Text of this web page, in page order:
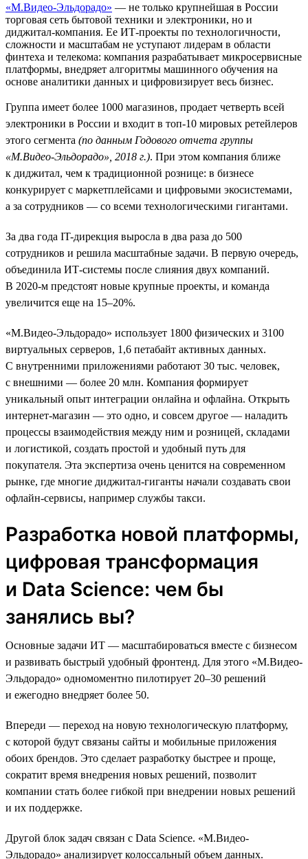
«М.Видео-Эльдорадо» — не только крупнейшая в России
торговая сеть бытовой техники и электроники, но и
диджитал-компания. Ее ИТ-проекты по технологичности,
сложности и масштабам не уступают лидерам в области
финтеха и телекома: компания разрабатывает микросервисные
платформы, внедряет алгоритмы машинного обучения на
основе аналитики данных и цифровизирует весь бизнес.
Группа имеет более 1000 магазинов, продает четверть всей
электроники в России и входит в топ-10 мировых ретейлеров
этого сегмента (по данным Годового отчета группы
«М.Видео-Эльдорадо», 2018 г.). При этом компания ближе
к диджитал, чем к традиционной рознице: в бизнесе
конкурирует с маркетплейсами и цифровыми экосистемами,
а за сотрудников — со всеми технологическими гигантами.
За два года IT-дирекция выросла в два раза до 500
сотрудников и решила масштабные задачи. В первую очередь,
объединила ИТ-системы после слияния двух компаний.
В 2020-м предстоят новые крупные проекты, и команда
увеличится еще на 15–20%.
«М.Видео-Эльдорадо» использует 1800 физических и 3100
виртуальных серверов, 1,6 петабайт активных данных.
С внутренними приложениями работают 30 тыс. человек,
с внешними — более 20 млн. Компания формирует
уникальный опыт интеграции онлайна и офлайна. Открыть
интернет-магазин — это одно, и совсем другое — наладить
процессы взаимодействия между ним и розницей, складами
и логистикой, создать простой и удобный путь для
покупателя. Эта экспертиза очень ценится на современном
рынке, где многие диджитал-гиганты начали создавать свои
офлайн-сервисы, например службы такси.
Разработка новой платформы,
цифровая трансформация
и Data Science: чем бы
занялись вы?
Основные задачи ИТ — масштабироваться вместе с бизнесом
и развивать быстрый удобный фронтенд. Для этого «М.Видео-
Эльдорадо» одномоментно пилотирует 20–30 решений
и ежегодно внедряет более 50.
Впереди — переход на новую технологическую платформу,
с которой будут связаны сайты и мобильные приложения
обоих брендов. Это сделает разработку быстрее и проще,
сократит время внедрения новых решений, позволит
компании стать более гибкой при внедрении новых решений
и их поддержке.
Другой блок задач связан с Data Science. «М.Видео-
Эльдорадо» анализирует колоссальный объем данных.